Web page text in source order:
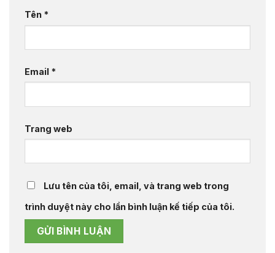
Tên *
Email *
Trang web
Lưu tên của tôi, email, và trang web trong
trình duyệt này cho lần bình luận kế tiếp của tôi.